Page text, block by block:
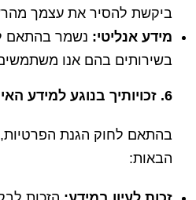
ביקשת להסיר את עצמך
מידע אנליטי: נשמר בהתאם
בשירותים בהם אנו
6. זכויותיך בנוגע למידע האישי שלך
בהתאם לחוק הגנת הפרטיות,
הבאות: